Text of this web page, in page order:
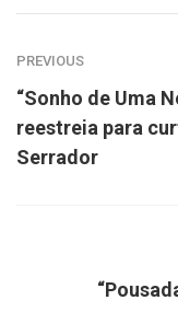
PREVIOUS
“Sonho de Uma
reestreia para
Serrador